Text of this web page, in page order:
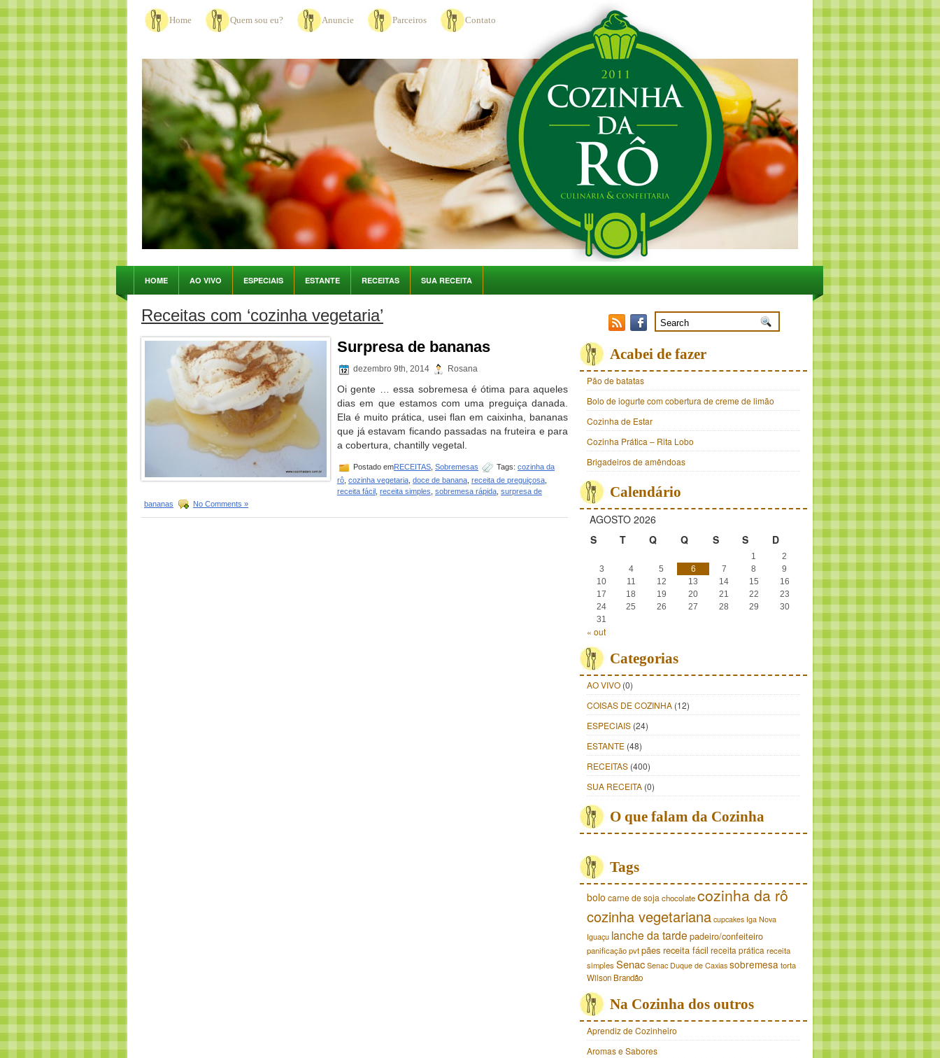
Home Quem sou eu? Anuncie Parceiros Contato
HOME AO VIVO ESPECIAIS ESTANTE RECEITAS SUA RECEITA
Receitas com ‘cozinha vegetaria’
Surpresa de bananas
dezembro 9th, 2014 Rosana
Oi gente … essa sobremesa é ótima para aqueles
dias em que estamos com uma preguiça danada.
Ela é muito prática, usei flan em caixinha, bananas
que já estavam ficando passadas na fruteira e para
a cobertura, chantilly vegetal.
Postado emRECEITAS Sobremesas Tags: cozinha da
rô cozinha vegetaria doce de banana receita de preguiçosa
receita fácil receita simples sobremesa rápida surpresa de
bananas
No Comments »
Acabei de fazer
Pão de batatas
Bolo de iogurte com cobertura de creme de limão
Cozinha de Estar
Cozinha Prática – Rita Lobo
Brigadeiros de amêndoas
Calendário
AGOSTO 2026
S
T Q Q S S D
1
2
3
4 5 6 7 8
9
10
11 12 13 14 15
16
17
18 19 20 21 22
23
24
25 26 27 28 29
30
31
« out
Categorias
AO VIVO (0)
COISAS DE COZINHA (12)
ESPECIAIS (24)
ESTANTE (48)
RECEITAS (400)
SUA RECEITA (0)
O que falam da Cozinha
Tags
bolo carne de soja chocolatecozinha da rô
cozinha vegetariana cupcakes Iga Nova
Iguaçu lanche da tarde padeiro/confeiteiro
panificaçãopvtpães receita fácil receita prática receita
simplesSenac Senac Duque de Caxias sobremesatorta
Wilson Brandão
Na Cozinha dos outros
Aprendiz de Cozinheiro
Aromas e Sabores